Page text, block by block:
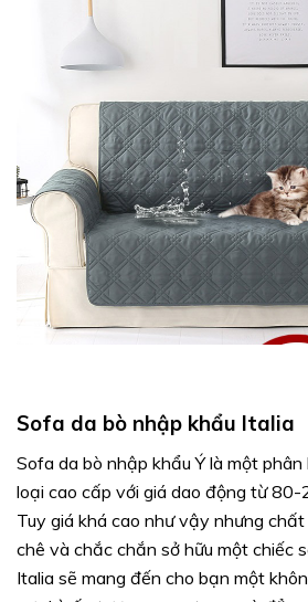
Sofa da bò nhập khẩu Italia
Sofa da bò nhập khẩu Ý là một
loại cao cấp với giá dao động từ 80-
Tuy giá khá cao như vậy nhưng
chê và chắc chắn sở hữu một chiếc
Italia sẽ mang đến cho bạn một